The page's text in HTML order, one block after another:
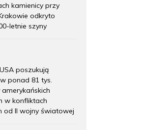
kamienicy przy
odkryto
letnie szyny
poszukują
ponad 81 tys.
amerykańskich
w konfliktach
od II wojny światowej